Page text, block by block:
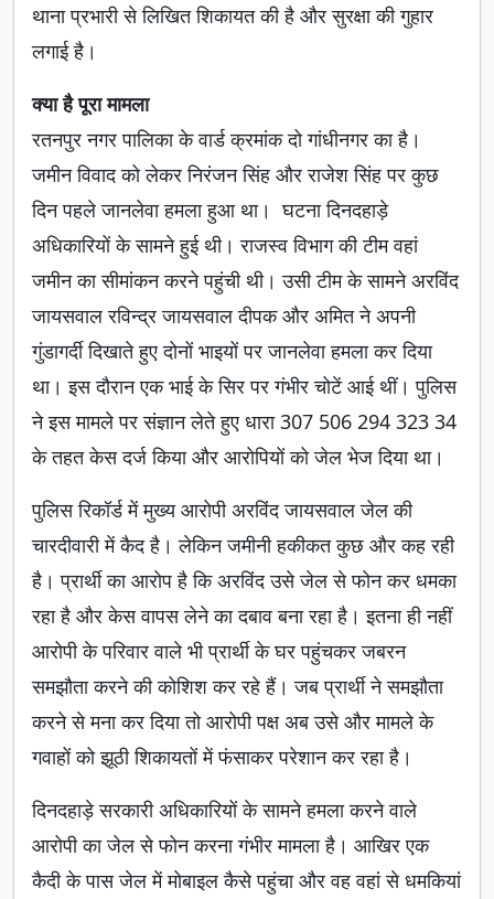
थाना प्रभारी से लिखित शिकायत की है और सुरक्षा की गुहार
लगाई है।
क्या है पूरा मामला
रतनपुर नगर पालिका के वार्ड क्रमांक दो गांधीनगर का है।
जमीन विवाद को लेकर निरंजन सिंह और राजेश सिंह पर कुछ
दिन पहले जानलेवा हमला हुआ था। घटना दिनदहाड़े
अधिकारियों के सामने हुई थी। राजस्व विभाग की टीम वहां
जमीन का सीमांकन करने पहुंची थी। उसी टीम के सामने अरविंद
जायसवाल रविन्द्र जायसवाल दीपक और अमित ने अपनी
गुंडागर्दी दिखाते हुए दोनों भाइयों पर जानलेवा हमला कर दिया
था। इस दौरान एक भाई के सिर पर गंभीर चोटें आई थीं। पुलिस
ने इस मामले पर संज्ञान लेते हुए धारा 307 506 294 323 34
के तहत केस दर्ज किया और आरोपियों को जेल भेज दिया था।
पुलिस रिकॉर्ड में मुख्य आरोपी अरविंद जायसवाल जेल की
चारदीवारी में कैद है। लेकिन जमीनी हकीकत कुछ और कह रही
है। प्रार्थी का आरोप है कि अरविंद उसे जेल से फोन कर धमका
रहा है और केस वापस लेने का दबाव बना रहा है। इतना ही नहीं
आरोपी के परिवार वाले भी प्रार्थी के घर पहुंचकर जबरन
समझौता करने की कोशिश कर रहे हैं। जब प्रार्थी ने समझौता
करने से मना कर दिया तो आरोपी पक्ष अब उसे और मामले के
गवाहों को झूठी शिकायतों में फंसाकर परेशान कर रहा है।
दिनदहाड़े सरकारी अधिकारियों के सामने हमला करने वाले
आरोपी का जेल से फोन करना गंभीर मामला है। आखिर एक
कैदी के पास जेल में मोबाइल कैसे पहुंचा और वह वहां से धमकियां